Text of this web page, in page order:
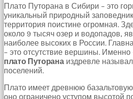
kaybolduğunda
evde
oda
oda
gezerek
onu
aramaya
başladım
Onu
Плато Путорана в Сибири – это
уникальный природный
территория поистине огромная.
около 9 тысяч озер и водопадов,
наиболее высоких в России.
– это отсутствие вершины.
плато Путоранаиздревле
поселений.
Плато имеет древнюю базальтовую
оно ограничено уступом высотой